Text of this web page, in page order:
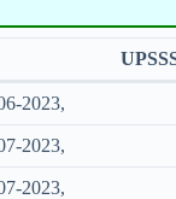
2023,
2023,
2023,